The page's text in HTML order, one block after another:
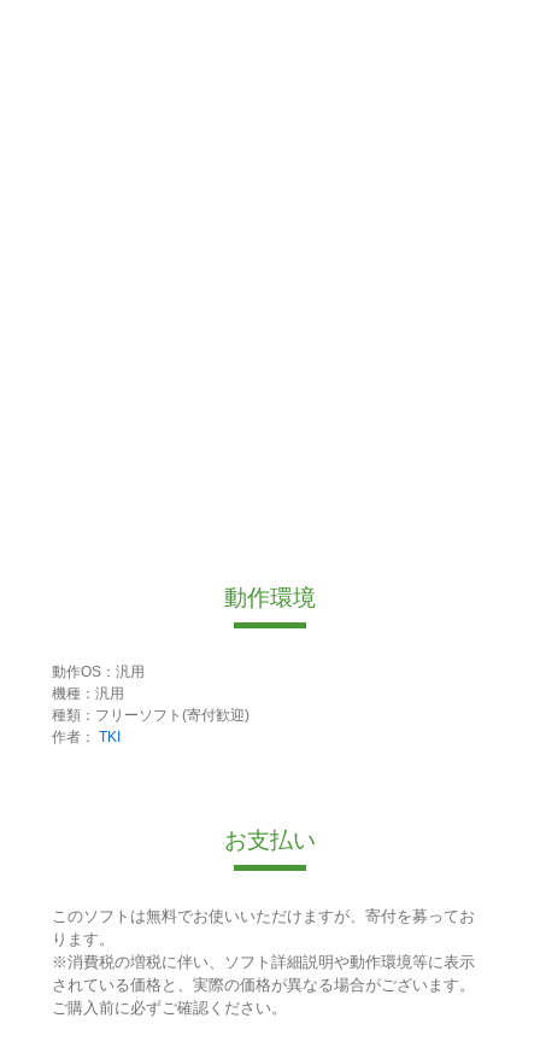
動作環境
動作OS：汎用
機種：汎用
種類：フリーソフト(寄付歓迎)
作者： TKI
お支払い
このソフトは無料でお使いいただけますが、寄付を募ってお
ります。
※消費税の増税に伴い、ソフト詳細説明や動作環境等に表示
されている価格と、実際の価格が異なる場合がございます。
ご購入前に必ずご確認ください。